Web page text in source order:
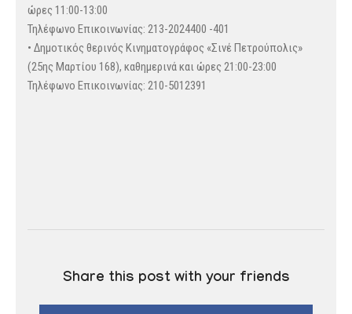
ώρες 11:00-13:00
Τηλέφωνο Επικοινωνίας: 213-2024400 -401
• Δημοτικός θερινός Κινηματογράφος «Σινέ Πετρούπολις»
(25ης Μαρτίου 168), καθημερινά και ώρες 21:00-23:00
Τηλέφωνο Επικοινωνίας: 210-5012391
Share this post with your friends